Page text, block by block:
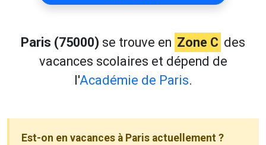
Paris (75000) se trouve en Zone C des
vacances scolaires et dépend de
l'Académie de Paris.
Est-on en vacances à Paris actuellement ?